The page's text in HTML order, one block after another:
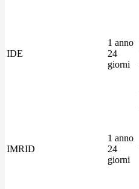
IDE
1 anno
24
giorni
IMRID
1 anno
24
giorni